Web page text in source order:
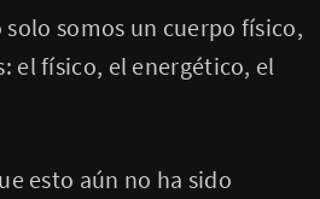
somos un cuerpo físico,
el físico, el energético, el
esto aún no ha sido